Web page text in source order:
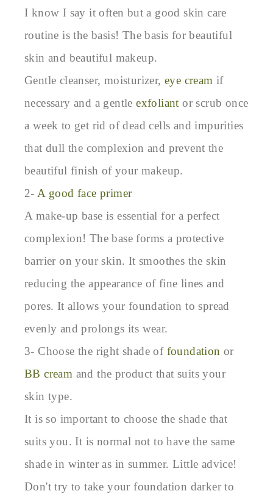
I know I say it often but a good skin care
routine is the basis! The basis for beautiful
skin and beautiful makeup.
Gentle cleanser, moisturizer, eye cream if
necessary and a gentle exfoliant or scrub once
a week to get rid of dead cells and impurities
that dull the complexion and prevent the
beautiful finish of your makeup.
2- A good face primer
A make-up base is essential for a perfect
complexion! The base forms a protective
barrier on your skin. It smoothes the skin
reducing the appearance of fine lines and
pores. It allows your foundation to spread
evenly and prolongs its wear.
3- Choose the right shade of foundation
BB cream and the product that suits your
skin type.
It is so important to choose the shade that
suits you. It is normal not to have the same
shade in winter as in summer. Little advice!
Don't try to take your foundation darker to